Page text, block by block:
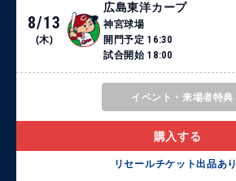
8/13
(木)
広島東洋カープ
神宮球場
開門予定 16:30
試合開始 18:00
イベント・来場者特典
購入する
リセールチケット出品あり